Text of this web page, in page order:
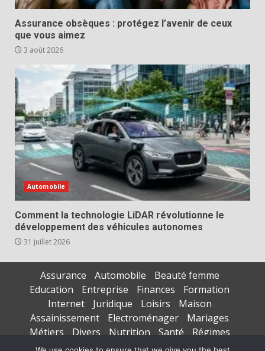
Assurance obsèques : protégez l’avenir de ceux
que vous aimez
3 août 2026
Automobile
Comment la technologie LiDAR révolutionne le
développement des véhicules autonomes
31 juillet 2026
Assurance Automobile
Beauté femme
Education
Entreprise Finances
Formation
Internet
Juridique Loisirs
Maison
Assainissement
Electroménager
Mariages
Métiers
Divers Nutrition Santé
Régimes
Seniors
Sports Vacances